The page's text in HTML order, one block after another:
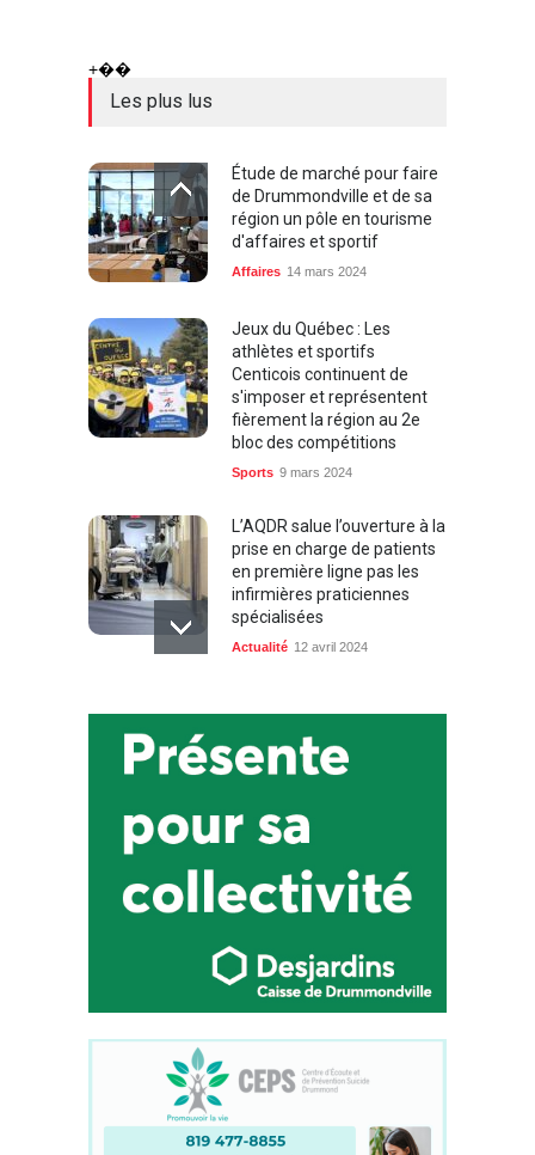
+��
Les plus lus
Étude de marché pour faire
de Drummondville et de sa
région un pôle en tourisme
d'affaires et sportif
Affaires 14 mars 2024
Jeux du Québec : Les
athlètes et sportifs
Centicois continuent de
s'imposer et représentent
fièrement la région au 2e
bloc des compétitions
Sports 9 mars 2024
L’AQDR salue l’ouverture à la
prise en charge de patients
en première ligne pas les
infirmières praticiennes
spécialisées
Actualité 12 avril 2024
édition, Brigitte Boisjoli,
invite les femmes à courir et
Actualité 10 juin 2024
Vote par Internet : Élections
Québec met fin au projet
Actualité 11 avril 2024